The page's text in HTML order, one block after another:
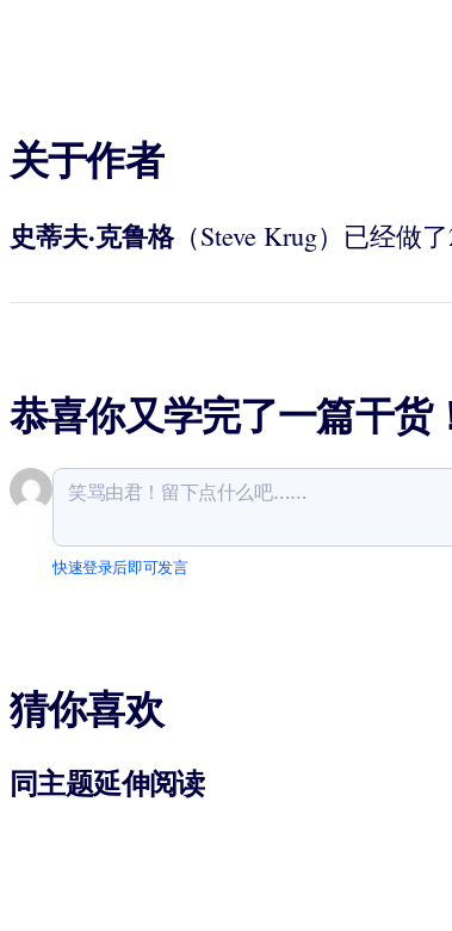
关于作者
史蒂夫·克鲁格（Steve Krug）已经做
恭喜你又学完了一篇干货
快速登录后即可发言
猜你喜欢
同主题延伸阅读